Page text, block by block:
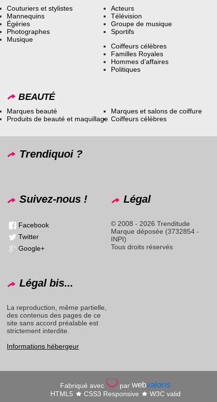
Couturiers et stylistes
Mannequins
Égéries
Photographes
Musique
Acteurs
Télévision
Groupe de musique
Sportifs
Coiffeurs célèbres
Familles Royales
Hommes d’affaires
Politiques
BEAUTÉ
Marques beauté
Produits de beauté et maquillage
Marques et salons de coiffure
Coiffeurs célèbres
Trendiquoi ?
Suivez-nous !
Facebook
Twitter
Google+
Légal
© 2008 - 2026 Trenditude
Marque déposée (3732854 -
INPI)
Tous droits réservés
Légal bis...
La reproduction, même partielle,
des contenus des pages de ce
site sans accord préalable est
strictement interdite.
Informations hébergeur
Fabriqué avec parwebvaloris
HTML5 CSS3 Responsive W3C valid